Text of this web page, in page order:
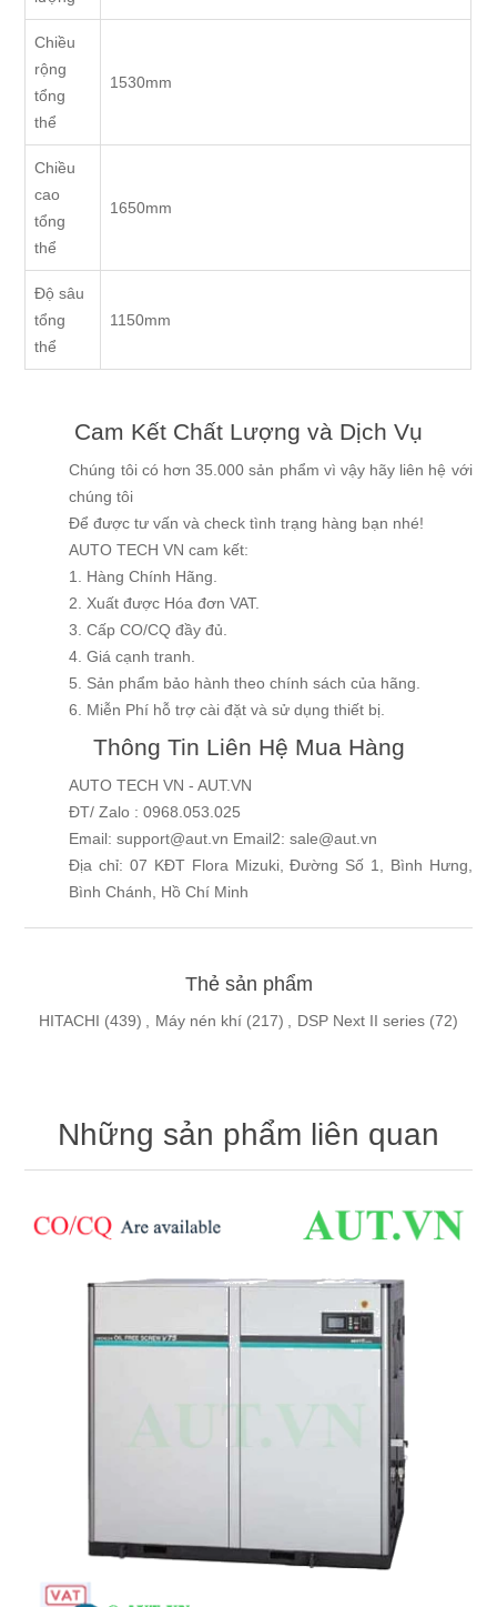
Chiều
rộng
tổng
thể
1530mm
Chiều
cao
tổng
thể
1650mm
Độ sâu
tổng
thể
1150mm
Cam Kết Chất Lượng và Dịch Vụ
Chúng tôi có hơn 35.000 sản phẩm vì vậy hãy liên hệ với
chúng tôi
Để được tư vấn và check tình trạng hàng bạn nhé!
AUTO TECH VN cam kết:
1. Hàng Chính Hãng.
2. Xuất được Hóa đơn VAT.
3. Cấp CO/CQ đầy đủ.
4. Giá cạnh tranh.
5. Sản phẩm bảo hành theo chính sách của hãng.
6. Miễn Phí hỗ trợ cài đặt và sử dụng thiết bị.
Thông Tin Liên Hệ Mua Hàng
AUTO TECH VN - AUT.VN
ĐT/ Zalo : 0968.053.025
Email: support@aut.vn Email2: sale@aut.vn
Địa chỉ: 07 KĐT Flora Mizuki, Đường Số 1, Bình Hưng,
Bình Chánh, Hồ Chí Minh
Thẻ sản phẩm
HITACHI (439) , Máy nén khí (217) , DSP Next II series (72)
Những sản phẩm liên quan